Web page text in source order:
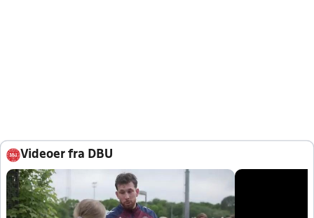
Videoer fra DBU